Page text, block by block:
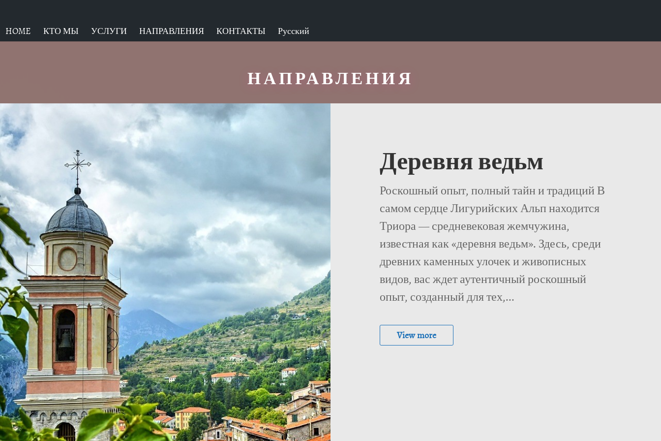
HOME КТО МЫ УСЛУГИ НАПРАВЛЕНИЯ КОНТАКТЫ Русский
НАПРАВЛЕНИЯ
Деревня ведьм
Роскошный опыт, полный тайн и традиций В
самом сердце Лигурийских Альп находится
Триора — средневековая жемчужина,
известная как «деревня ведьм». Здесь, среди
древних каменных улочек и живописных
видов, вас ждет аутентичный роскошный
опыт, созданный для тех,...
View more